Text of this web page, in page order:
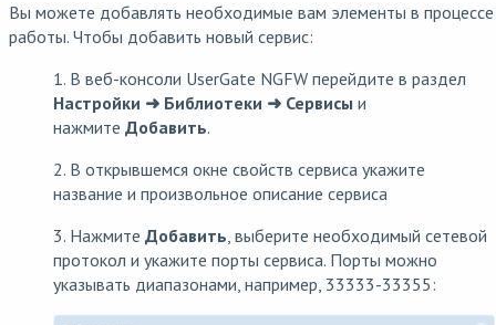
Вы можете добавлять необходимые вам элементы в процессе
работы. Чтобы добавить новый сервис:
1. В веб-консоли UserGate NGFW перейдите в раздел
Настройки ➜ Библиотеки ➜ Сервисы и
нажмите Добавить.
2. В открывшемся окне свойств сервиса укажите
название и произвольное описание сервиса
3. Нажмите Добавить, выберите необходимый сетевой
протокол и укажите порты сервиса. Порты можно
указывать диапазонами, например, 33333-33355: